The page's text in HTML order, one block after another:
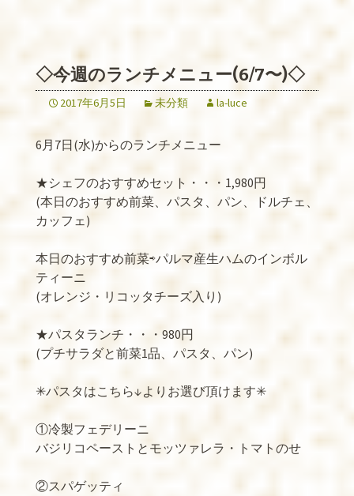
◇今週のランチメニュー(6/7〜)◇
2017年6月5日 未分類 la-luce
6月7日(水)からのランチメニュー
★シェフのおすすめセット・・・1,980円
(本日のおすすめ前菜、パスタ、パン、ドルチェ、
カッフェ)
本日のおすすめ前菜⇨パルマ産生ハムのインボル
ティーニ
(オレンジ・リコッタチーズ入り)
★パスタランチ・・・980円
(プチサラダと前菜1品、パスタ、パン)
✳︎パスタはこちら↓よりお選び頂けます✳︎
①冷製フェデリーニ
バジリコペーストとモッツァレラ・トマトのせ
②スパゲッティ